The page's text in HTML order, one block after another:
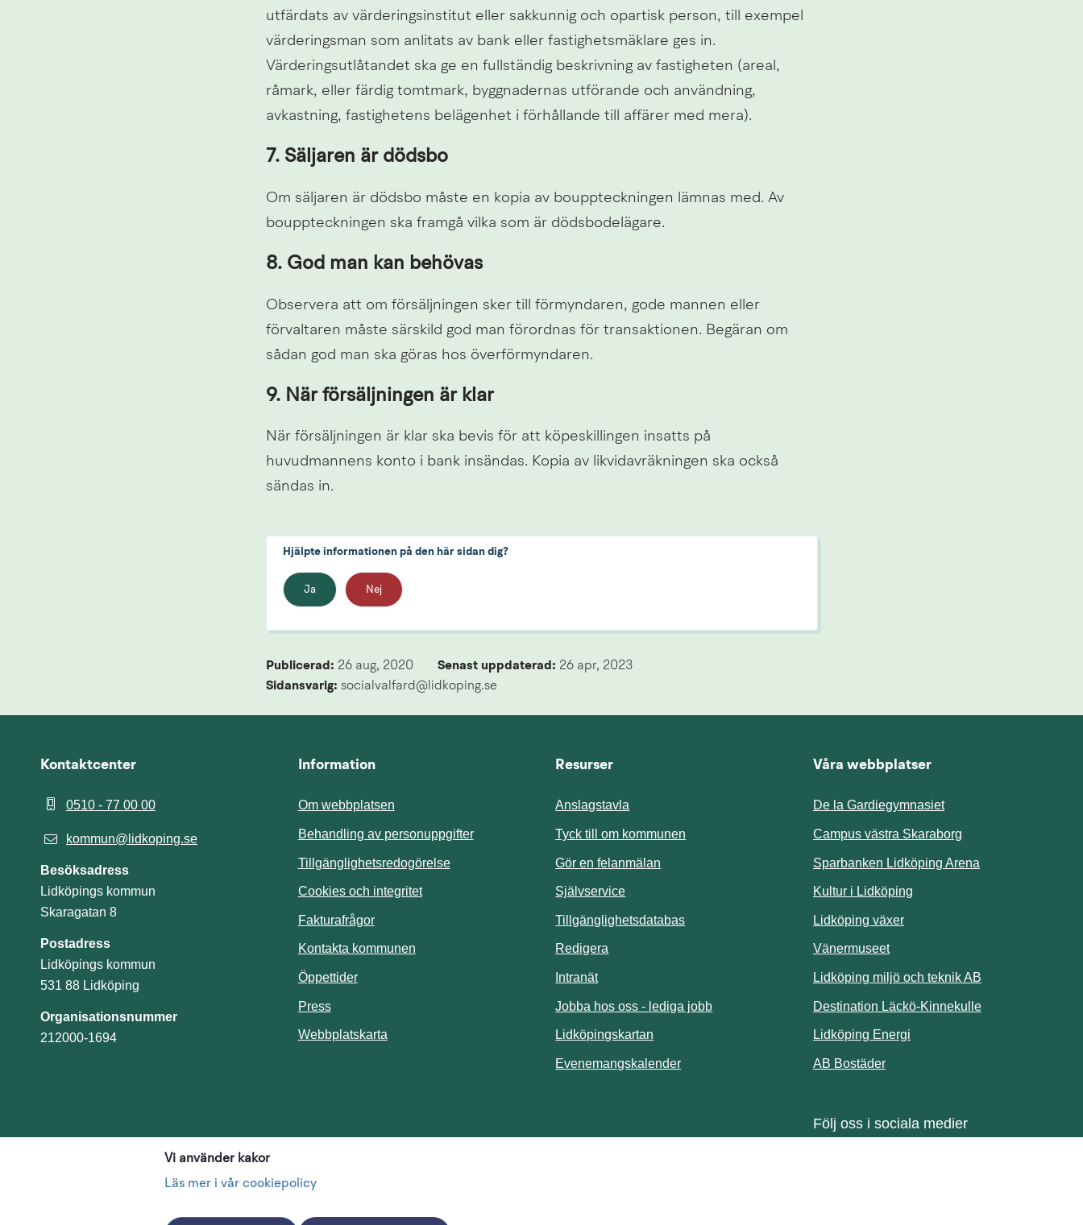
Vi använder kakor
Läs mer i vår cookiepolicy
utfärdats av värderingsinstitut eller sakkunnig och opartisk person, till exempel
värderingsman som anlitats av bank eller fastighetsmäklare ges in.
Värderingsutlåtandet ska ge en fullständig beskrivning av fastigheten (areal,
råmark, eller färdig tomtmark, byggnadernas utförande och användning,
avkastning, fastighetens belägenhet i förhållande till affärer med mera).
7. Säljaren är dödsbo
Om säljaren är dödsbo måste en kopia av bouppteckningen lämnas med. Av
bouppteckningen ska framgå vilka som är dödsbodelägare.
8. God man kan behövas
Observera att om försäljningen sker till förmyndaren, gode mannen eller
förvaltaren måste särskild god man förordnas för transaktionen. Begäran om
sådan god man ska göras hos överförmyndaren.
9. När försäljningen är klar
När försäljningen är klar ska bevis för att köpeskillingen insatts på
huvudmannens konto i bank insändas. Kopia av likvidavräkningen ska också
sändas in.
Hjälpte informationen på den här sidan dig?
Ja Nej
Publicerad: 26 aug, 2020 Senast uppdaterad: 26 apr, 2023
Sidansvarig: socialvalfard@lidkoping.se
Kontaktcenter
0510 - 77 00 00
kommun@lidkoping.se
Besöksadress
Lidköpings kommun
Skaragatan 8
Postadress
Lidköpings kommun
531 88 Lidköping
Organisationsnummer
212000-1694
Information
Om webbplatsen
Behandling av personuppgifter
Tillgänglighetsredogörelse
Cookies och integritet
Fakturafrågor
Kontakta kommunen
Öppettider
Press
Webbplatskarta
Resurser
Anslagstavla
Tyck till om kommunen Länk till annan webbplats.
Gör en felanmälan
SjälvserviceLänk till annan webbplats.
TillgänglighetsdatabasLänk till annan webbplats.
Redigera
IntranätLänk till annan webbplats.
Jobba hos oss - lediga jobb
Lidköpingskartan
EvenemangskalenderLänk till annan webbplats.
Våra webbplatser
De la Gardiegymnasiet
Campus västra Skaraborg
Sparbanken Lidköping Arena
Kultur i Lidköping
Lidköping växer
Vänermuseet
Lidköping miljö och teknik AB
Destination Läckö-KinnekulleLänk till annan
Lidköping EnergiLänk till annan webbplats.
AB BostäderLänk till annan webbplats.
Följ oss i sociala medier